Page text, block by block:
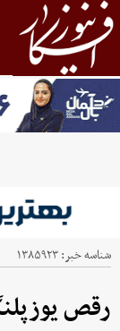
شناسه خبر:۱۳۸۵۹۲۳
رقص